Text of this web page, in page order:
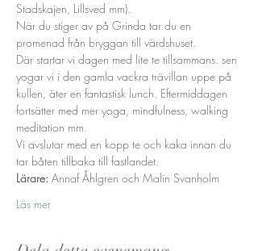
Stadskajen, Lillsved mm).
När du stiger av på Grinda tar du en
promenad från bryggan till värdshuset.
Där startar vi dagen med lite te tillsammans. sen
yogar vi i den gamla vackra trävillan uppe på
kullen, äter en fantastisk lunch. Eftermiddagen
fortsätter med mer yoga, mindfulness, walking
meditation mm.
Vi avslutar med en kopp te och kaka innan du
tar båten tillbaka till fastlandet.
Lärare: Annaf Åhlgren och Malin Svanholm
Läs mer